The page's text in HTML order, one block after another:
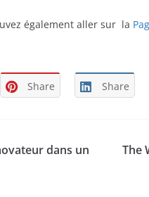
également aller sur la
Share Share
dans un
The